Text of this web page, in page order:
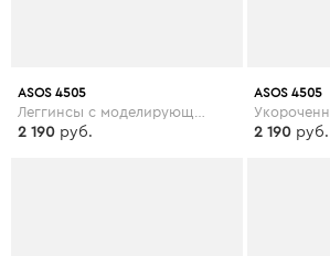
ASOS 4505
2 190 руб.
ASOS 4505
2 190 руб.